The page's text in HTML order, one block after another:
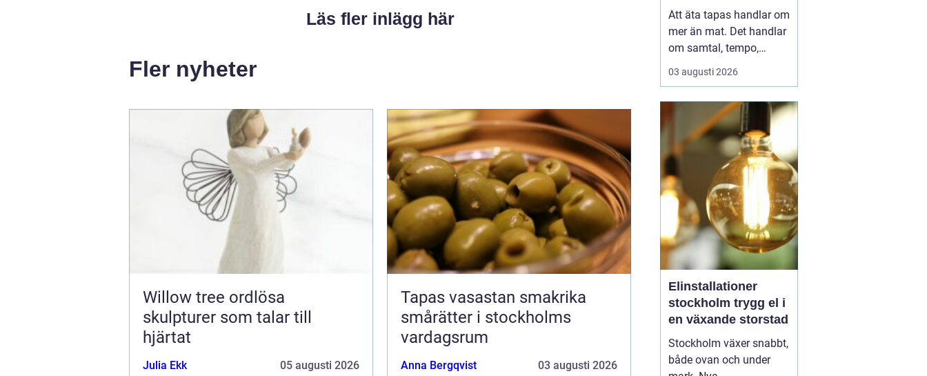
Läs fler inlägg här
Fler nyheter
Willow tree ordlösa
skulpturer som talar till
hjärtat
Julia Ekk 05 augusti 2026
Tapas vasastan smakrika
smårätter i stockholms
vardagsrum
Anna Bergqvist 03 augusti 2026
vardagsrum
Att äta tapas handlar om
mer än mat. Det handlar
om samtal, tempo,
ljudnivå och känslan av
att tiden kan få stanna
tapas blivit ett naturligt
inslag i kvarterslivet, där
barer och restauranger
blandas med små
butiker och bost...
03 augusti 2026
Elinstallationer
stockholm trygg el i
en växande storstad
Stockholm växer snabbt,
både ovan och under